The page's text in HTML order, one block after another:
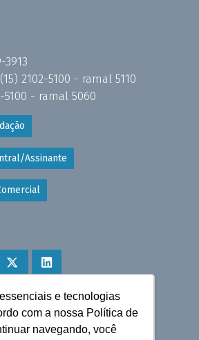
e tecnologias
com a nossa Política de
navegando, você
3913
(15) 2102-5100 - ramal 5110
5100 - ramal 5060
Assinante